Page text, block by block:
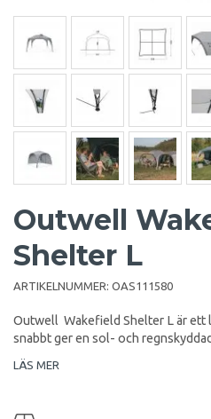
Outwell
Shelter L
ARTIKELNUMMER: OAS111580
Outwell Wakefield Shelter L är ett
snabbt ger en sol- och
LÄS MER